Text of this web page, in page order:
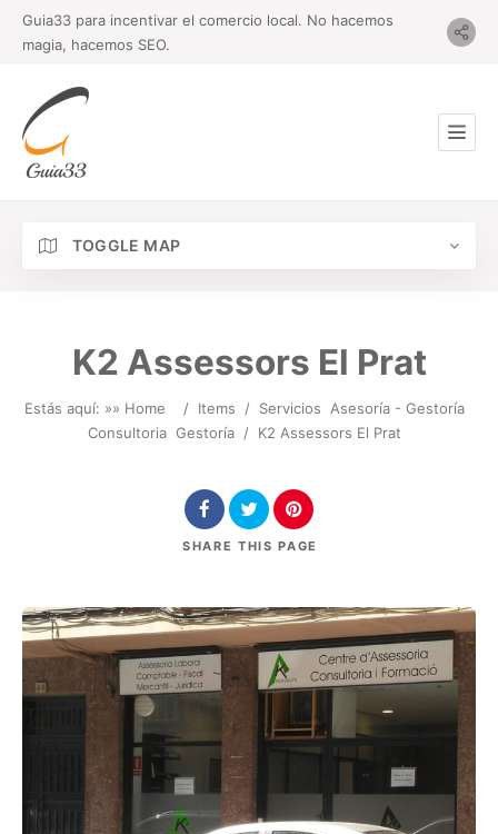
Guia33 para incentivar el comercio local. No hacemos
magia, hacemos SEO.
TOGGLE MAP
K2 Assessors El Prat
Estás aquí: »» Home / Items / Servicios
Asesoría - Gestoría
Consultoria Gestoría / K2 Assessors El Prat
SHARE THIS PAGE